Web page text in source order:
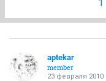
1
aptekar
member
23 февраля 2010